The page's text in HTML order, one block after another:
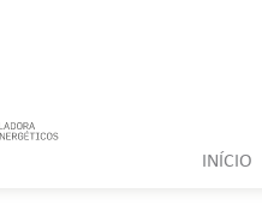
INÍCIO